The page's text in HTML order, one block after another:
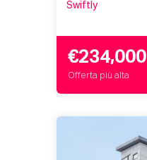
Swiftly
€234,000
Offerta più alta